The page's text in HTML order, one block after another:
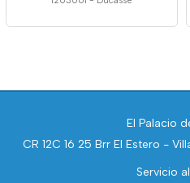
El Palacio
CR 12C 16 25 Brr El Estero -
Servicio